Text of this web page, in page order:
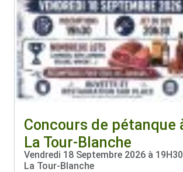
Concours de pétanque à
La Tour-Blanche
Vendredi 18 Septembre 2026 à 19H30
La Tour-Blanche